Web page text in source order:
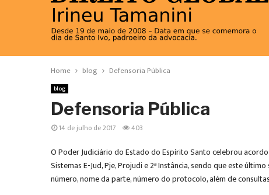
Home blog Defensoria Pública
blog
Defensoria Pública
14 de julho de 2017 403
O Poder Judiciário do Estado do Espírito Santo celebrou
Sistemas E-Jud, Pje, Projudi e 2ª Instância, sendo que este
número, nome da parte, número do protocolo, além de